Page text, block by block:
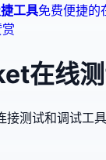
工具免费便捷的
在线
测试和调试工